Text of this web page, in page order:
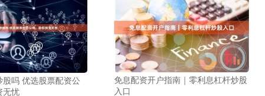
吗 优选股票配资公
无忧
免息配资开户指南｜零利息杠杆炒股
入口